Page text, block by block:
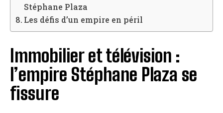
Stéphane Plaza
Les défis d’un empire en péril
Immobilier et télévision :
l’empire Stéphane Plaza se
fissure